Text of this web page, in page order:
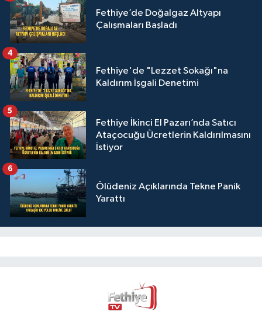
Fethiye’de Doğalgaz Altyapı
Çalışmaları Başladı
Fethiye'de "Lezzet Sokağı"na
Kaldırım İşgali Denetimi
4
Fethiye İkinci El Pazarı’nda Satıcı
Ataçocuğu Ücretlerin Kaldırılmasını
İstiyor
5
Ölüdeniz Açıklarında Tekne Panik
Yarattı
6